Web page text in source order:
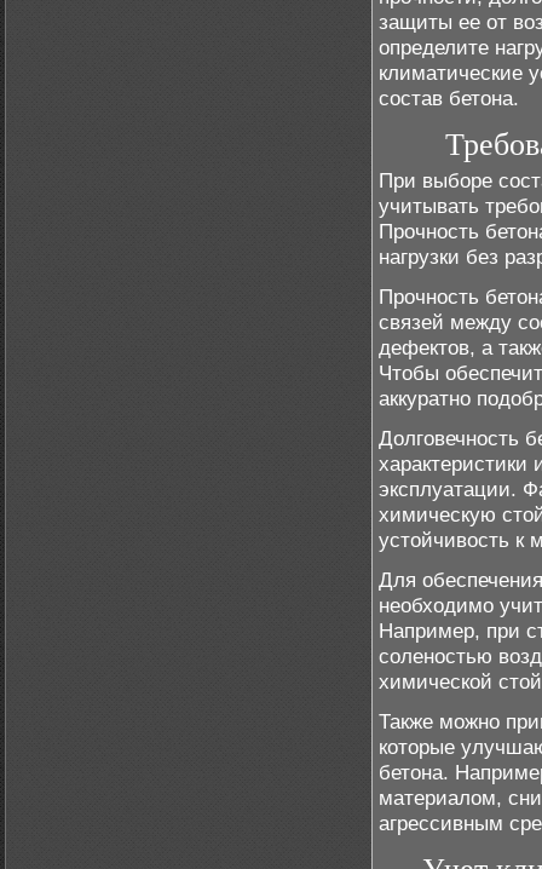
защиты ее от
определите
климатические
состав бетона.
При выборе
учитывать
Прочность
нагрузки без
Прочность
связей между
дефектов, а
Чтобы
аккуратно
Долговечность
характеристики
эксплуатации.
химическую
устойчивость к
Для
необходимо
Например, при
соленостью
химической
Также можно
которые
бетона.
материалом,
агрессивным